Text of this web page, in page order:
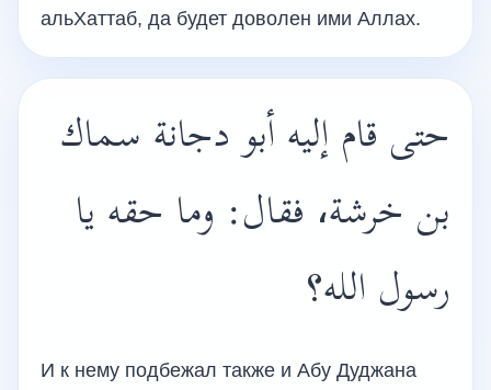
альХаттаб, да будет доволен ими Аллах.
حتى قام إليه أبو دجانة سماك
بن خرشة، فقال: وما حقه يا
رسول الله؟
И к нему подбежал также и Абу Дуджана